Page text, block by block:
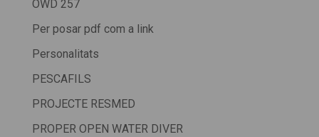
OWD 257
Per posar pdf com a link
Personalitats
PESCAFILS
PROJECTE RESMED
PROPER OPEN WATER DIVER